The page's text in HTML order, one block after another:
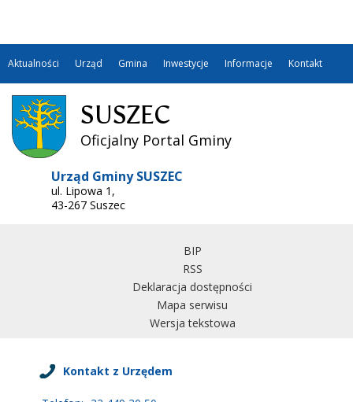
Aktualności Urząd Gmina Inwestycje Informacje Kontakt
SUSZEC
Oficjalny Portal Gminy
Urząd Gminy SUSZEC
ul. Lipowa 1,
43-267 Suszec
BIP
RSS
Deklaracja dostępności
Mapa serwisu
Wersja tekstowa
Kontakt z Urzędem